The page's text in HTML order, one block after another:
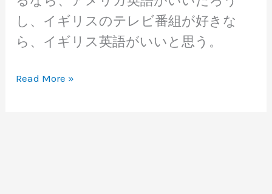
し、イギリスのテレビ番組が好きな
ら、イギリス英語がいいと思う。
ア
Read More »